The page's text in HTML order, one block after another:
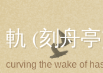
軌 (刻舟
curving the wake of